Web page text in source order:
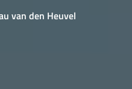
van den Heuvel